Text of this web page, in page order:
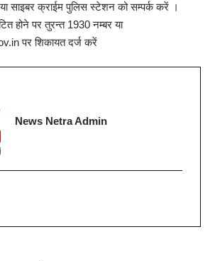
साइबर क्राईम पुलिस स्टेशन को सम्पर्क करें ।
होने पर तुरन्त 1930 नम्बर या
पर शिकायत दर्ज करें
News Netra Admin